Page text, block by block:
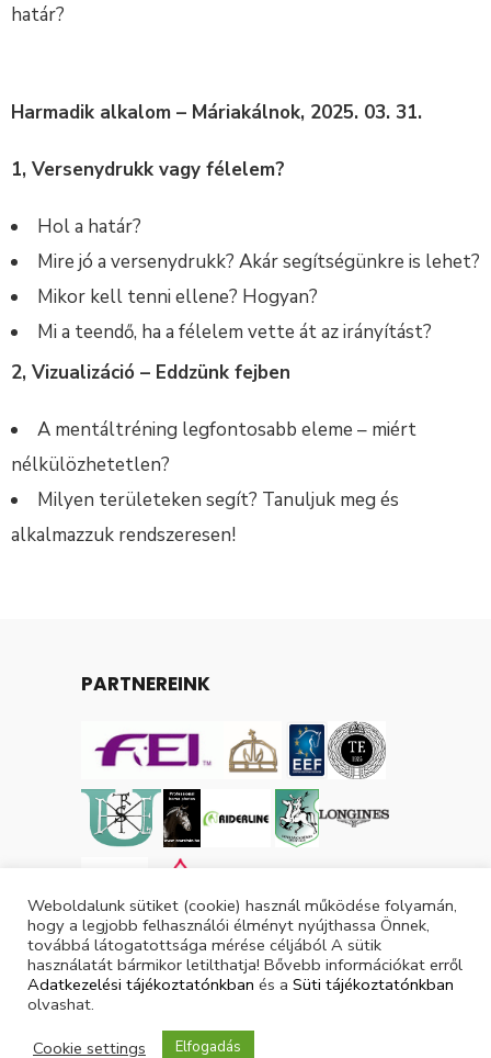
határ?
Harmadik alkalom – Máriakálnok, 2025. 03. 31.
1, Versenydrukk vagy félelem?
Hol a határ?
Mire jó a versenydrukk? Akár segítségünkre is lehet?
Mikor kell tenni ellene? Hogyan?
Mi a teendő, ha a félelem vette át az irányítást?
2, Vizualizáció – Eddzünk fejben
A mentáltréning legfontosabb eleme – miért
nélkülözhetetlen?
Milyen területeken segít? Tanuljuk meg és
alkalmazzuk rendszeresen!
PARTNEREINK
Tárgyévi lovas licencek száma: 3049
Weboldalunk sütiket (cookie) használ működése folyamán,
hogy a legjobb felhasználói élményt nyújthassa Önnek,
továbbá látogatottsága mérése céljából A sütik
használatát bármikor letilthatja! Bővebb információkat erről
Adatkezelési tájékoztatónkban és a Süti tájékoztatónkban
olvashat.
Cookie settings
Elfogadás